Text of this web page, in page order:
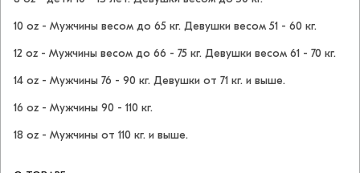
10 oz - Мужчины весом до 65 кг. Девушки весом 51 - 60 кг.
12 oz - Мужчины весом до 66 - 75 кг. Девушки весом 61 - 70 кг.
14 oz - Мужчины 76 - 90 кг. Девушки от 71 кг. и выше.
16 oz - Мужчины 90 - 110 кг.
18 oz - Мужчины от 110 кг. и выше.